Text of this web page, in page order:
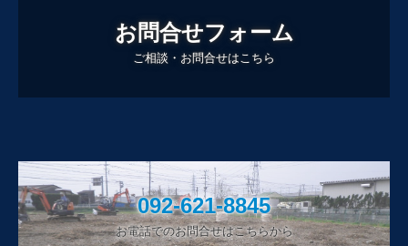
お問合せフォーム
ご相談・お問合せはこちら
092-621-8845
お電話でのお問合せはこちらから